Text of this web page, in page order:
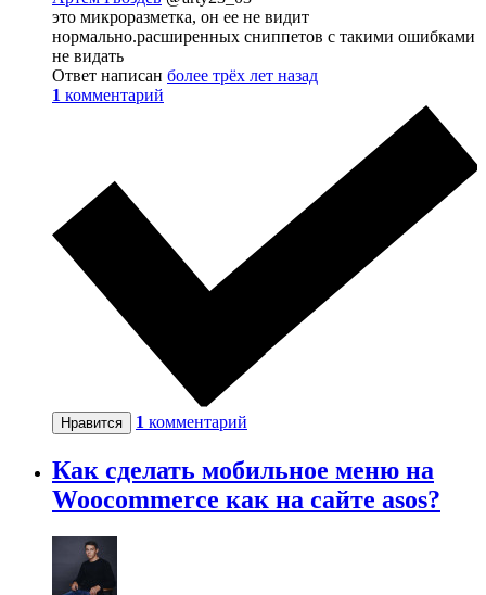
это микроразметка, он ее не видит
нормально.расширенных сниппетов с такими ошибками
не видать
Ответ написан более трёх лет назад
1 комментарий
Нравится 1 комментарий
Как сделать мобильное меню на
Woocommerce как на сайте asos?